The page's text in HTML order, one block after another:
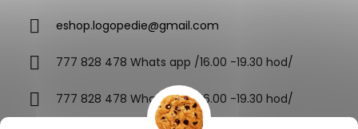
eshop.logopedie@gmail.com
777 828 478 Whats app /16.00 -19.30 hod/
777 828 478 Whats app /16.00 -19.30 hod/